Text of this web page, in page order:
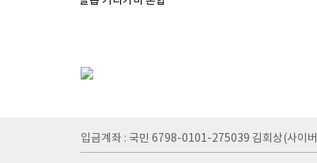
입금계좌 : 국민 6798-0101-275039 김회상(사이